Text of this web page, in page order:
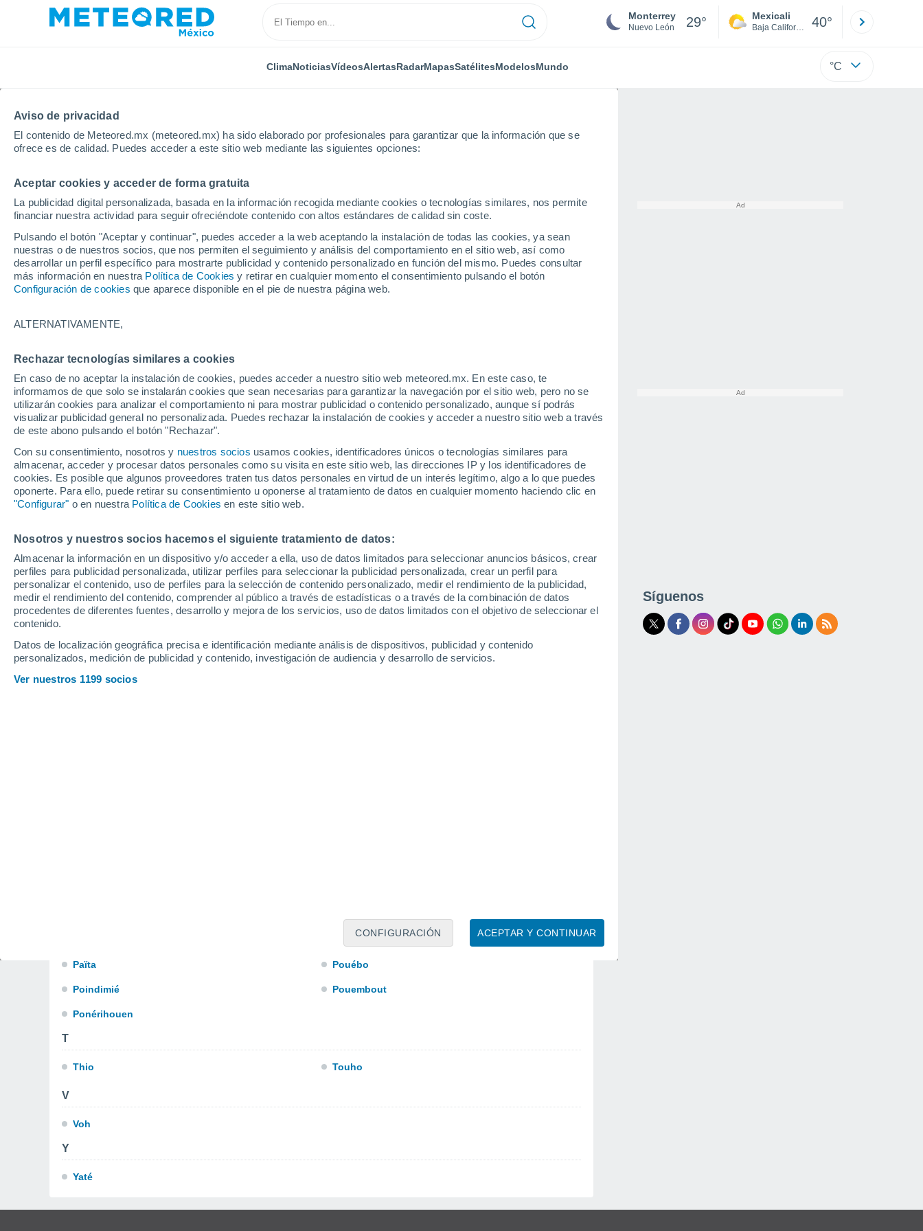
Aviso de privacidad
El contenido de Meteored.mx (meteored.mx) ha sido elaborado por profesionales para garantizar que la información que se
ofrece es de calidad. Puedes acceder a este sitio web mediante las siguientes opciones:
Aceptar cookies y acceder de forma gratuita
La publicidad digital personalizada, basada en la información recogida mediante cookies o tecnologías similares, nos permite
financiar nuestra actividad para seguir ofreciéndote contenido con altos estándares de calidad sin coste.
Pulsando el botón "Aceptar y continuar", puedes acceder a la web aceptando la instalación de todas las cookies, ya sean
nuestras o de nuestros socios, que nos permiten el seguimiento y análisis del comportamiento en el sitio web, así como
desarrollar un perfil específico para mostrarte publicidad y contenido personalizado en función del mismo. Puedes consultar
más información en nuestra Política de Cookies y retirar en cualquier momento el consentimiento pulsando el botón
Configuración de cookies que aparece disponible en el pie de nuestra página web.
ALTERNATIVAMENTE,
Rechazar tecnologías similares a cookies
En caso de no aceptar la instalación de cookies, puedes acceder a nuestro sitio web meteored.mx. En este caso, te
informamos de que solo se instalarán cookies que sean necesarias para garantizar la navegación por el sitio web, pero no se
utilizarán cookies para analizar el comportamiento ni para mostrar publicidad o contenido personalizado, aunque sí podrás
visualizar publicidad general no personalizada. Puedes rechazar la instalación de cookies y acceder a nuestro sitio web a través
de este abono pulsando el botón "Rechazar".
Con su consentimiento, nosotros y nuestros socios usamos cookies, identificadores únicos o tecnologías similares para
almacenar, acceder y procesar datos personales como su visita en este sitio web, las direcciones IP y los identificadores de
cookies. Es posible que algunos proveedores traten tus datos personales en virtud de un interés legítimo, algo a lo que puedes
oponerte. Para ello, puede retirar su consentimiento u oponerse al tratamiento de datos en cualquier momento haciendo clic en
"Configurar" o en nuestra Política de Cookies en este sitio web.
Nosotros y nuestros socios hacemos el siguiente tratamiento de datos:
Almacenar la información en un dispositivo y/o acceder a ella, uso de datos limitados para seleccionar anuncios básicos, crear
perfiles para publicidad personalizada, utilizar perfiles para seleccionar la publicidad personalizada, crear un perfil para
personalizar el contenido, uso de perfiles para la selección de contenido personalizado, medir el rendimiento de la publicidad,
medir el rendimiento del contenido, comprender al público a través de estadísticas o a través de la combinación de datos
procedentes de diferentes fuentes, desarrollo y mejora de los servicios, uso de datos limitados con el objetivo de seleccionar el
contenido.
Datos de localización geográfica precisa e identificación mediante análisis de dispositivos, publicidad y contenido
personalizados, medición de publicidad y contenido, investigación de audiencia y desarrollo de servicios.
Ver nuestros 1199 socios
ACEPTAR Y CONTINUAR
CONFIGURACIÓN
Monterrey
Nuevo León 29° Mexicali
Baja California 40°
ClimaNoticiasVídeosAlertasRadarMapasSatélitesModelosMundo °C
Inicio Francia Ultramar Nueva Caledonia
Clima en todas las ciudades de Nueva
Caledonia
Todas las localidades de Nueva Caledonia
Boulouparis
C
Canala
D
Dumbéa
H
I
Île des Pins Îles Belep
K
Koné Koumac
Païta
Poindimié
Ponérihouen
Pouébo
Pouembout
T
Thio Touho
V
Voh
Y
Yaté
Síguenos